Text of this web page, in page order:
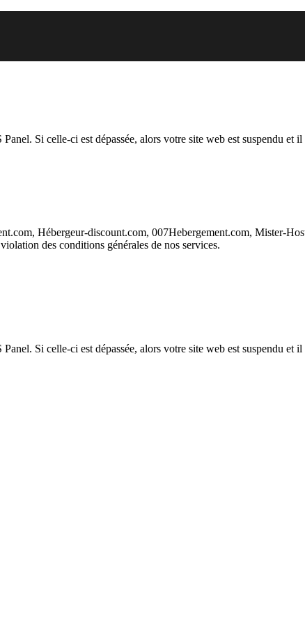
Si celle-ci est dépassée, alors votre site web est suspendu et
Hébergeur-discount.com, 007Hebergement.com, Mister-
des conditions générales de nos services.
Si celle-ci est dépassée, alors votre site web est suspendu et